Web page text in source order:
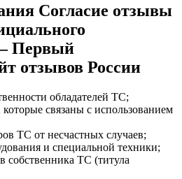
Согласие отзывы
Первый
отзывов России
обладателей ТС;
связаны с использованием
ТС от несчастных случаев;
и специальной техники;
собственника ТС (титула